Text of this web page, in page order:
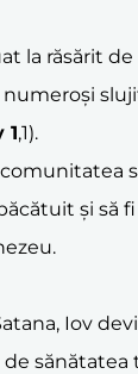
la răsărit
1,1).
și
Iov